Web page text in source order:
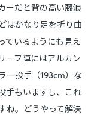
ーだと背の高い藤浪
はかなり足を折り曲
ているようにも見え
ーフ陣にはアルカン
ー投手（193cm）な
手もいますし、これ
ね。どうやって解決